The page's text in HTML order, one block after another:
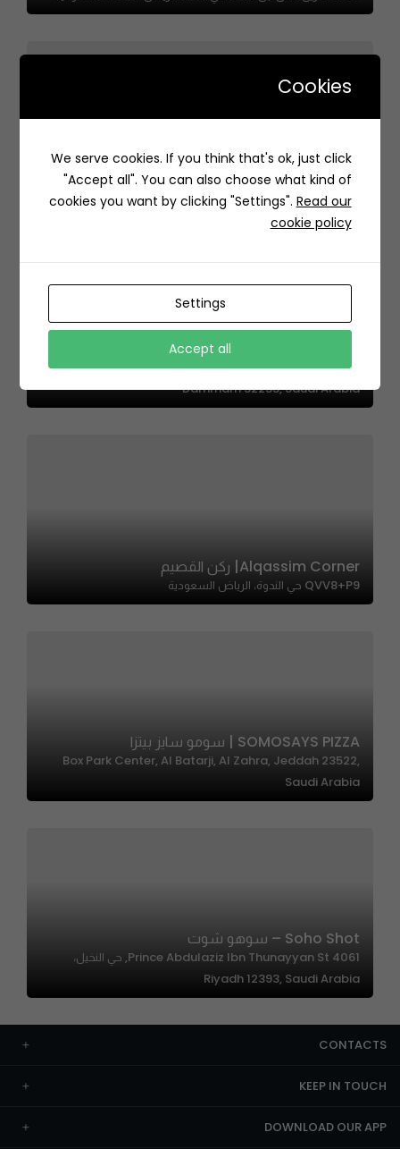
Krokant – كروكانت
حي, 3119 King Faisal Road, Al Tubayshi, Dammam
32233 9188, Saudi Arabia
9199 King Faisal Ibn Abd Al Aziz, Al Tubayshi, 3103,
Dammam 32233, Saudi Arabia
Alqassim Corner| ركن القصيم
QVV8+P9 حي الندوة، الرياض السعودية
SOMOSAYS PIZZA | سومو سايز بيتزا
Box Park Center, Al Batarji, Al Zahra, Jeddah 23522,
Saudi Arabia
Soho Shot – سوهو شوت
4061 Prince Abdulaziz Ibn Thunayyan St, حي النخيل،
Riyadh 12393, Saudi Arabia
CONTACTS
KEEP IN TOUCH
DOWNLOAD OUR APP
Cookies
We serve cookies. If you think that's ok, just click
"Accept all". You can also choose what kind of
cookies you want by clicking "Settings". Read our
cookie policy
Settings
Accept all